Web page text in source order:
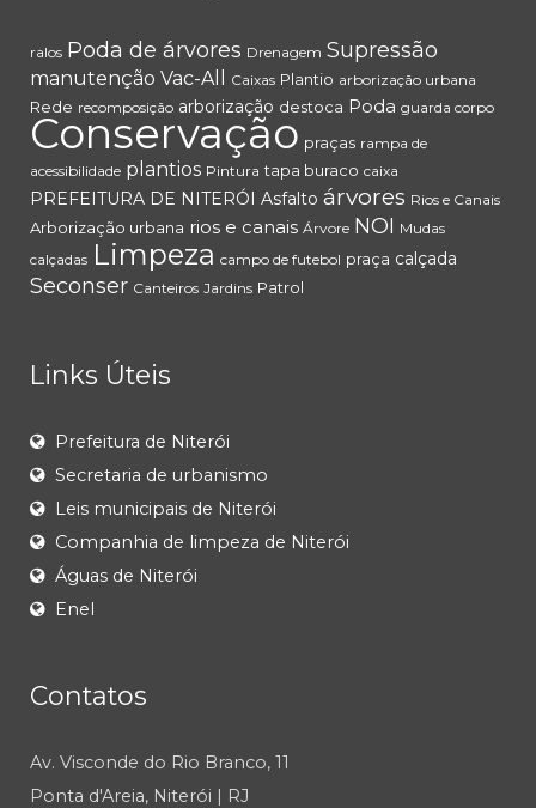
ralos Poda de árvores Drenagem Supressão
manutenção Vac-All Caixas Plantio arborização urbana
Rede recomposição arborização destoca Poda guarda corpo
Conservação praças rampa de
acessibilidade plantios Pintura tapa buraco caixa
PREFEITURA DE NITERÓI Asfalto árvores Rios e Canais
Arborização urbana rios e canais Árvore NOI Mudas
calçadas Limpeza campo de futebol praça calçada
Seconser Canteiros Jardins Patrol
Links Úteis
Prefeitura de Niterói
Secretaria de urbanismo
Leis municipais de Niterói
Companhia de limpeza de Niterói
Águas de Niterói
Enel
Contatos
Av. Visconde do Rio Branco, 11
Ponta d'Areia, Niterói | RJ